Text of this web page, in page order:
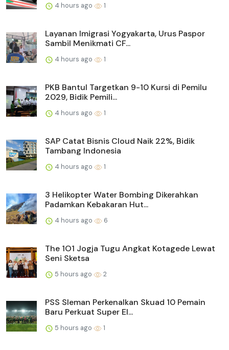
4 hours ago 1
Layanan Imigrasi Yogyakarta, Urus Paspor
Sambil Menikmati CF...
4 hours ago 1
PKB Bantul Targetkan 9-10 Kursi di Pemilu
2029, Bidik Pemili...
4 hours ago 1
SAP Catat Bisnis Cloud Naik 22%, Bidik
Tambang Indonesia
4 hours ago 1
3 Helikopter Water Bombing Dikerahkan
Padamkan Kebakaran Hut...
4 hours ago 6
The 1O1 Jogja Tugu Angkat Kotagede Lewat
Seni Sketsa
5 hours ago 2
PSS Sleman Perkenalkan Skuad 10 Pemain
Baru Perkuat Super El...
5 hours ago 1